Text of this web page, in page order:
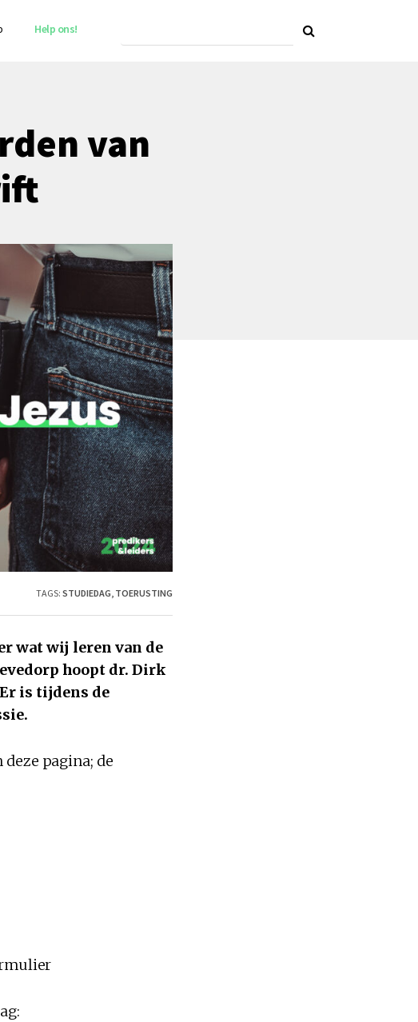
Help ons!
van
TAGS: STUDIEDAG, TOERUSTING
wat wij leren van de
hoopt dr. Dirk
is tijdens de
pagina; de